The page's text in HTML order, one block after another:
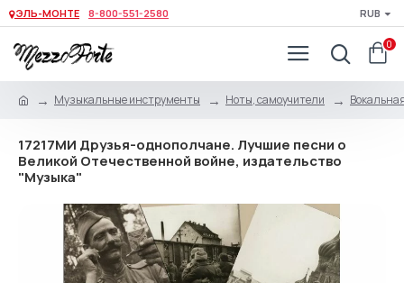
ЭЛЬ-МОНТЕ 8-800-551-2580 RUB
0
Музыкальные инструменты Ноты, самоучители
17217МИ Друзья-однополчане. Лучшие песни о
Великой Отечественной войне, издательство
"Музыка"